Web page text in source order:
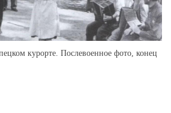
курорте. Послевоенное фото, конец